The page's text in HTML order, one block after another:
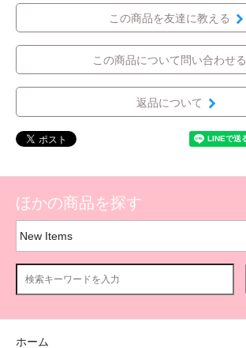
この商品を友達に教える
この商品について問い合わせる
返品について
ほかの商品を探す
ホーム